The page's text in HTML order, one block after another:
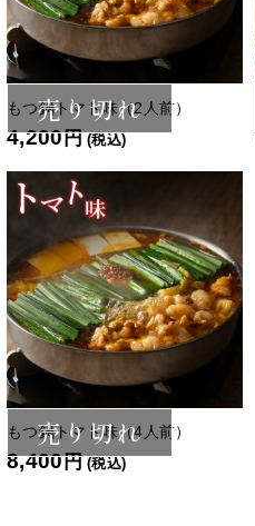
売り切れ
もつ鍋トマト味（2人前）
4,200円 (税込)
売り切れ
もつ鍋トマト味（4人前）
8,400円 (税込)